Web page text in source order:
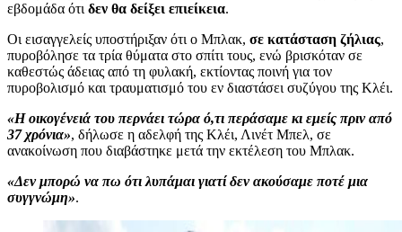
εβδομάδα ότι δεν θα δείξει επιείκεια.
Οι εισαγγελείς υποστήριξαν ότι ο Μπλακ, σε κατάσταση ζήλιας,
πυροβόλησε τα τρία θύματα στο σπίτι τους, ενώ βρισκόταν σε
καθεστώς άδειας από τη φυλακή, εκτίοντας ποινή για τον
πυροβολισμό και τραυματισμό του εν διαστάσει συζύγου της Κλέι.
«Η οικογένειά του περνάει τώρα ό,τι περάσαμε κι εμείς πριν από
37 χρόνια», δήλωσε η αδελφή της Κλέι, Λινέτ Μπελ, σε
ανακοίνωση που διαβάστηκε μετά την εκτέλεση του Μπλακ.
«Δεν μπορώ να πω ότι λυπάμαι γιατί δεν ακούσαμε ποτέ μια
συγγνώμη».